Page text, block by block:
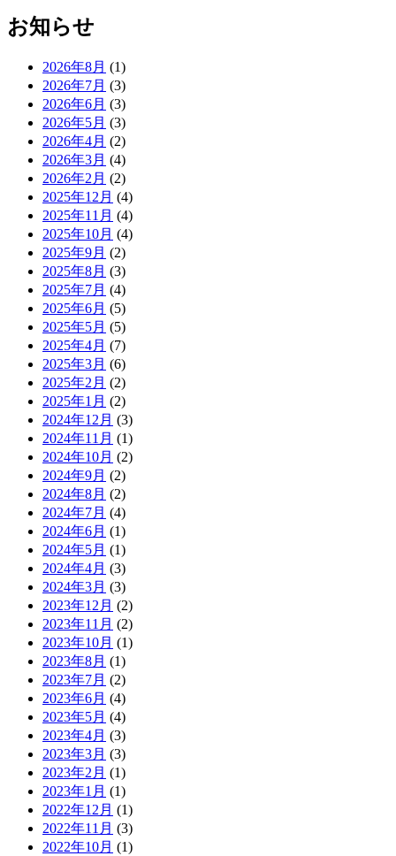
お知らせ
2026年8月 (1)
2026年7月 (3)
2026年6月 (3)
2026年5月 (3)
2026年4月 (2)
2026年3月 (4)
2026年2月 (2)
2025年12月 (4)
2025年11月 (4)
2025年10月 (4)
2025年9月 (2)
2025年8月 (3)
2025年7月 (4)
2025年6月 (5)
2025年5月 (5)
2025年4月 (7)
2025年3月 (6)
2025年2月 (2)
2025年1月 (2)
2024年12月 (3)
2024年11月 (1)
2024年10月 (2)
2024年9月 (2)
2024年8月 (2)
2024年7月 (4)
2024年6月 (1)
2024年5月 (1)
2024年4月 (3)
2024年3月 (3)
2023年12月 (2)
2023年11月 (2)
2023年10月 (1)
2023年8月 (1)
2023年7月 (2)
2023年6月 (4)
2023年5月 (4)
2023年4月 (3)
2023年3月 (3)
2023年2月 (1)
2023年1月 (1)
2022年12月 (1)
2022年11月 (3)
2022年10月 (1)